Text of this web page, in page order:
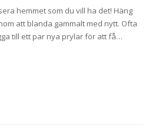
hemmet som du vill ha det! Häng
att blanda gammalt med nytt. Ofta
till ett par nya prylar för att få…